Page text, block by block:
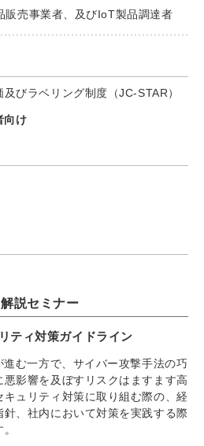
販売事業者、及びIoT製品調達者
びラベリング制度（JC-STAR）
向け
説セミナー
ティ対策ガイドライン
む一方で、サイバー攻撃手法の巧
影響を及ぼすリスクはますます高
キュリティ対策に取り組む際の、経
、社内において対策を実践する際